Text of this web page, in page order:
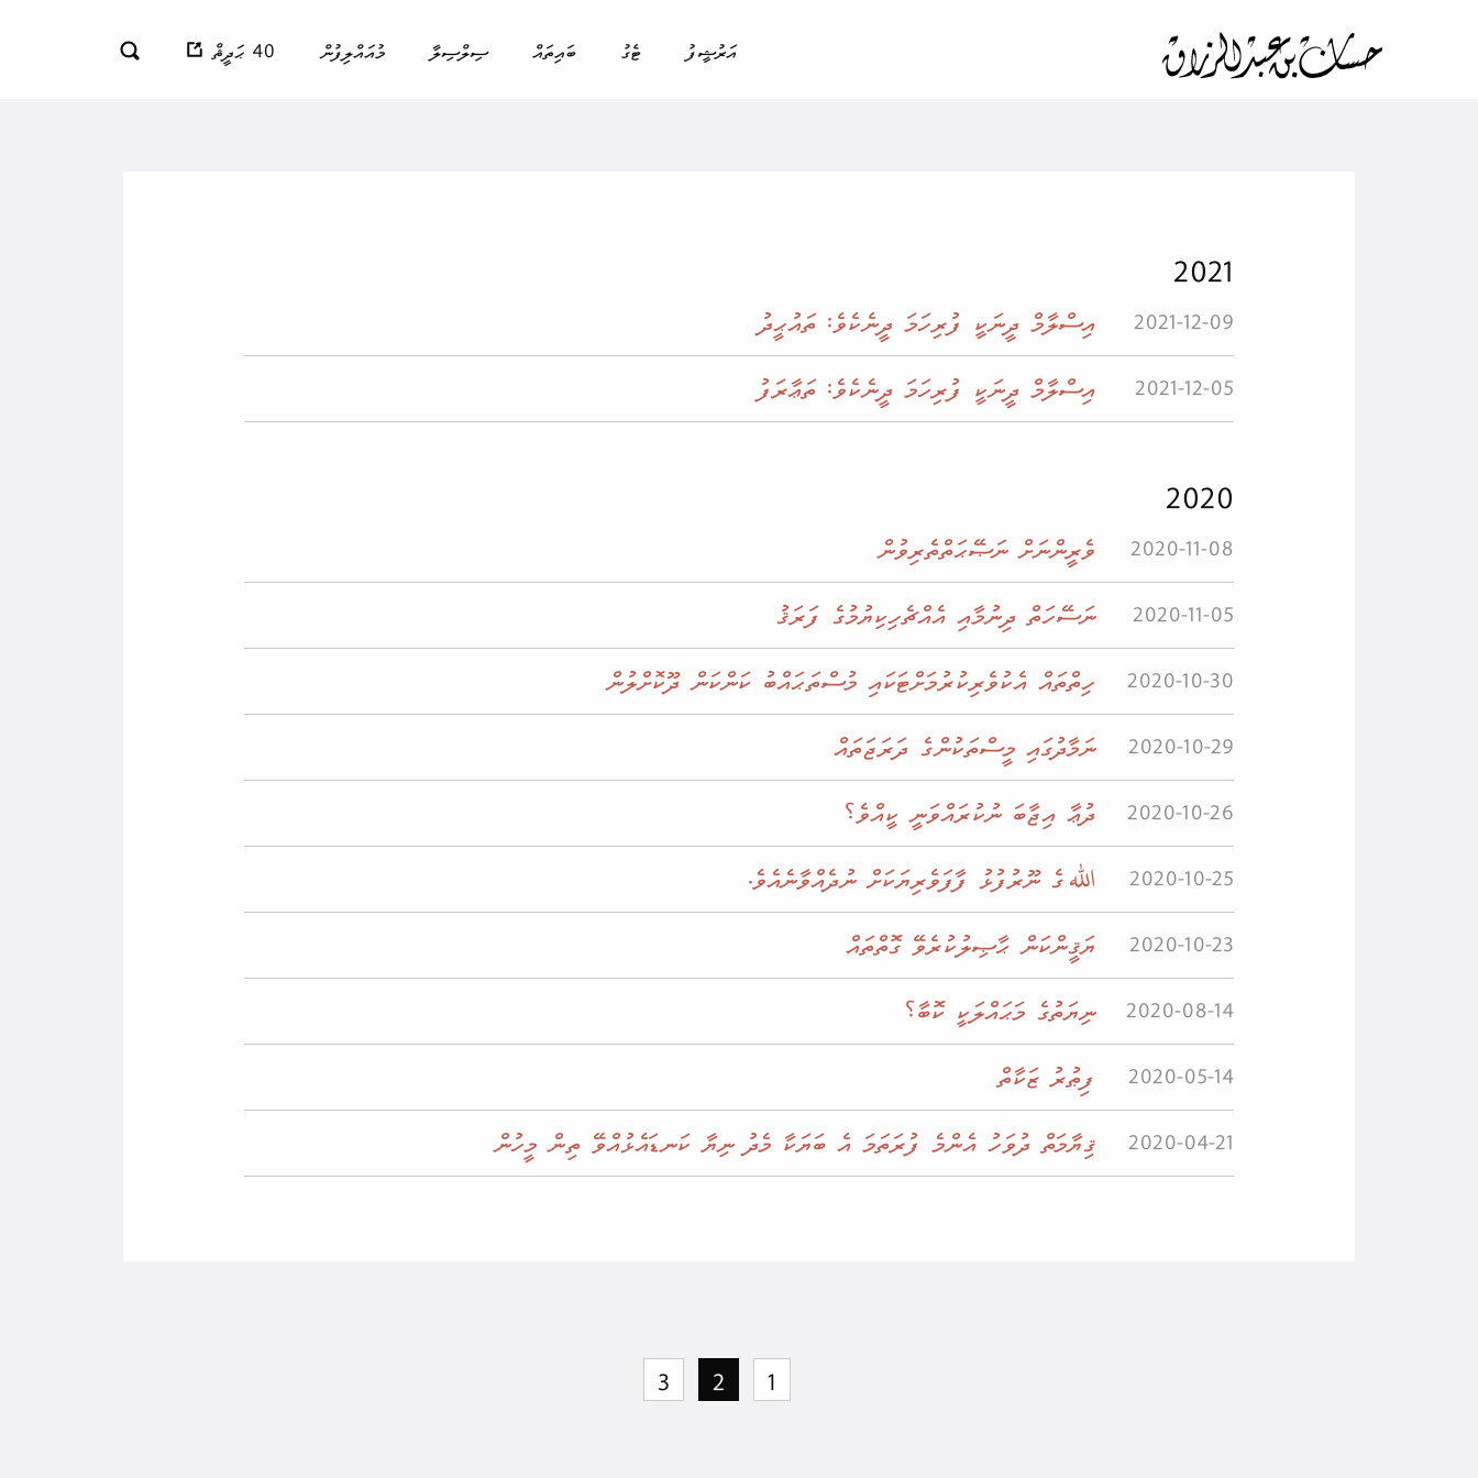
އަރުޝީފު ޓެގު ބައިތައް ސިލްސިލާ މުއައްލިފުން 40 ޙަދީޘް
2021
2021-12-09 އިސްލާމް ދީނަކީ ފުރިހަމަ ދީނެކެވެ: ތައުޙީދު
2021-12-05 އިސްލާމް ދީނަކީ ފުރިހަމަ ދީނެކެވެ: ތަޢާރަފު
2020
2020-11-08 ވެރީންނަށް ނަޞޭޙަތްތެރިވުން
2020-11-05 ނަސޭހަތް ދިނުމާއި އެއްޗެހިކިޔުމުގެ ފަރަޤު
2020-10-30 ހިތްތައް އެކުވެރިކުރުމަށްޓަކައި މުސްތަޙައްބު ކަންކަން ދޫކޮށްލުން
2020-10-29 ނަމާދުގައި މީސްތަކުންގެ ދަރަޖަތައް
2020-10-26 ދުޢާ އިޖާބަ ނުކުރައްވަނީ ކީއްވެ؟
2020-10-25 الله ގެ ނޫރުފުޅު ފާފަވެރިޔަކަށް ނުދެއްވާނެއެވެ.
2020-10-23 ޔަޤީންކަން ޙާޞިލުކުރެވޭ ގޮތްތައް
2020-08-14 ނިޔަތުގެ މަޙައްލަކީ ކޮބާ؟
2020-05-14 ފިޠުރު ޒަކާތް
2020-04-21 ޤިޔާމަތް ދުވަހު އެންމެ ފުރަތަމަ އެ ބަޔަކާ މެދު ނިޔާ­ ކަނޑަ­އެޅުއްވޭ ތިން މީހުން
1
2
3